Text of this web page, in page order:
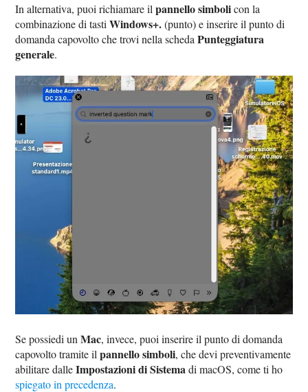
In alternativa, puoi richiamare ilpannello simbolicon la
combinazione di tastiWindows+.(punto) e inserire il punto di
domanda capovolto che trovi nella schedaPunteggiatura
generale.
Se possiedi unMac, invece, puoi inserire il punto di domanda
capovolto tramite ilpannello simboli, che devi preventivamente
abilitare dalleImpostazioni di Sistemadi macOS, come ti ho
spiegato in precedenza.